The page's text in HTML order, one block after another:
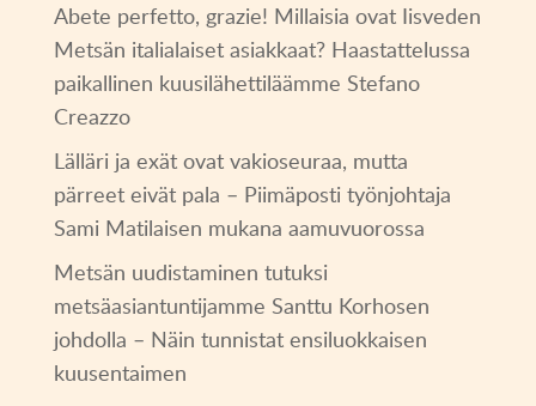
Abete perfetto, grazie! Millaisia ovat Iisveden
Metsän italialaiset asiakkaat? Haastattelussa
paikallinen kuusilähettiläämme Stefano
Creazzo
Lälläri ja exät ovat vakioseuraa, mutta
pärreet eivät pala – Piimäposti työnjohtaja
Sami Matilaisen mukana aamuvuorossa
Metsän uudistaminen tutuksi
metsäasiantuntijamme Santtu Korhosen
johdolla – Näin tunnistat ensiluokkaisen
kuusentaimen